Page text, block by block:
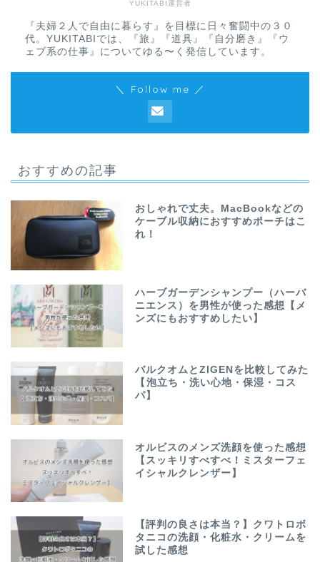
YUKITABI運営者
『夫婦２人で自由に暮らす』を目標に日々奮闘中の３０
代。YUKITABIでは、『旅』『道具』『自分磨き』『ウ
ェブ系の仕事』についてゆる〜く発信しています。
＼ Follow me ／
おすすめの記事
おしゃれで丈夫。MacBookなどの
ケーブル収納におすすめポーチはこ
れ！
ハーブガーデンシャンプー（ハーバ
ニエンス）を男性が使った感想【メ
ンズにもおすすめしたい】
バルクオムとZIGENを比較してみた
【泡立ち・洗い心地・保湿・コス
パ】
オルビスのメンズ洗顔を使った感想
【スッキリすべすべ！ミスターフェ
イシャルクレンザー】
【評判の良さは本当？】クワトロボ
タニコの洗顔・化粧水・クリームを
試した感想